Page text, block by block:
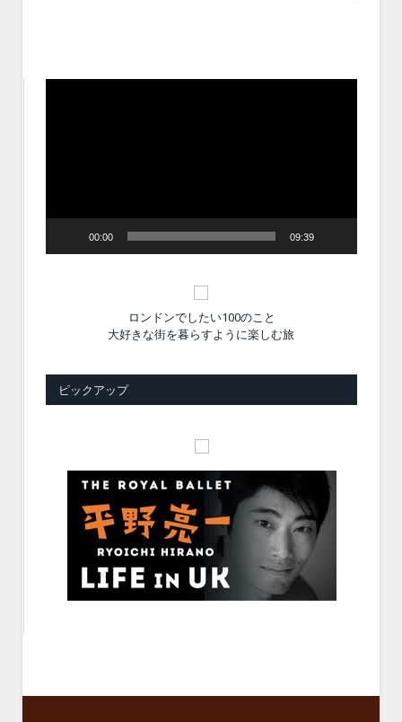
00:00 09:39
ロンドンでしたい100のこと
大好きな街を暮らすように楽しむ旅
ピックアップ